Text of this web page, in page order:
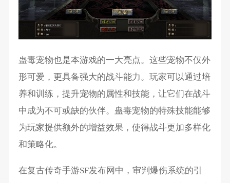
蛊毒宠物也是本游戏的一大亮点。这些宠物不仅外
形可爱，更具备强大的战斗能力。玩家可以通过培
养和训练，提升宠物的属性和技能，让它们在战斗
中成为不可或缺的伙伴。蛊毒宠物的特殊技能能够
为玩家提供额外的增益效果，使得战斗更加多样化
和策略化。
在复古传奇手游SF发布网中，审判爆伤系统的引